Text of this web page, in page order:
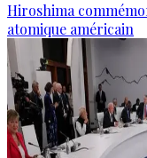
Hiroshima
atomique américain